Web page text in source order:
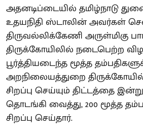
அதனடிப்டையில் தமிழ்நாடு
உதயநிதி ஸ்டாலின் அவர்கள்
திருவல்லிக்கேணி அருள்மிகு
திருக்கோயிலில் நடைபெற்ற
பூர்த்தியடைந்த மூத்த
அறநிலையத்துறை
சிறப்பு செய்யும் திட்டத்தை இன்று
தொடங்கி வைத்து, 200 மூத்த
சிறப்பு செய்தார்.